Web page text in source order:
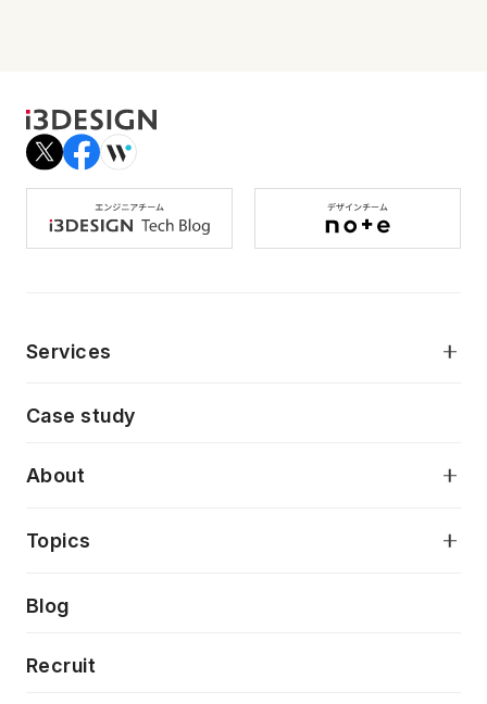
Services
AI駆動開発支援
モダナイゼーション
特徴量エンジニアリングと生成AI
デジタルプロダクトデザイン
デザインシステム構築支援
フロントエンド開発
Case study
About
当社が目指しているもの
Topics
Press release
News
Blog
Recruit